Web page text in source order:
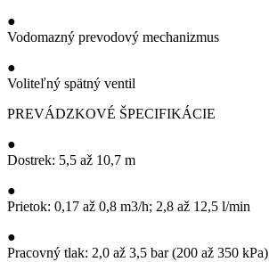
●
Vodomazný prevodový mechanizmus
●
Voliteľný spätný ventil
PREVÁDZKOVÉ ŠPECIFIKÁCIE
●
Dostrek: 5,5 až 10,7 m
●
Prietok: 0,17 až 0,8 m3/h; 2,8 až 12,5 l/min
●
Pracovný tlak: 2,0 až 3,5 bar (200 až 350 kPa)